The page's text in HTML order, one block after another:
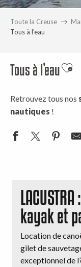
Toute la Creuse
Tous à l’eau
Tous à l’eau
Retrouvez tous nos
nautiques !
kayak et
Location de
gilet de
exceptionnel de